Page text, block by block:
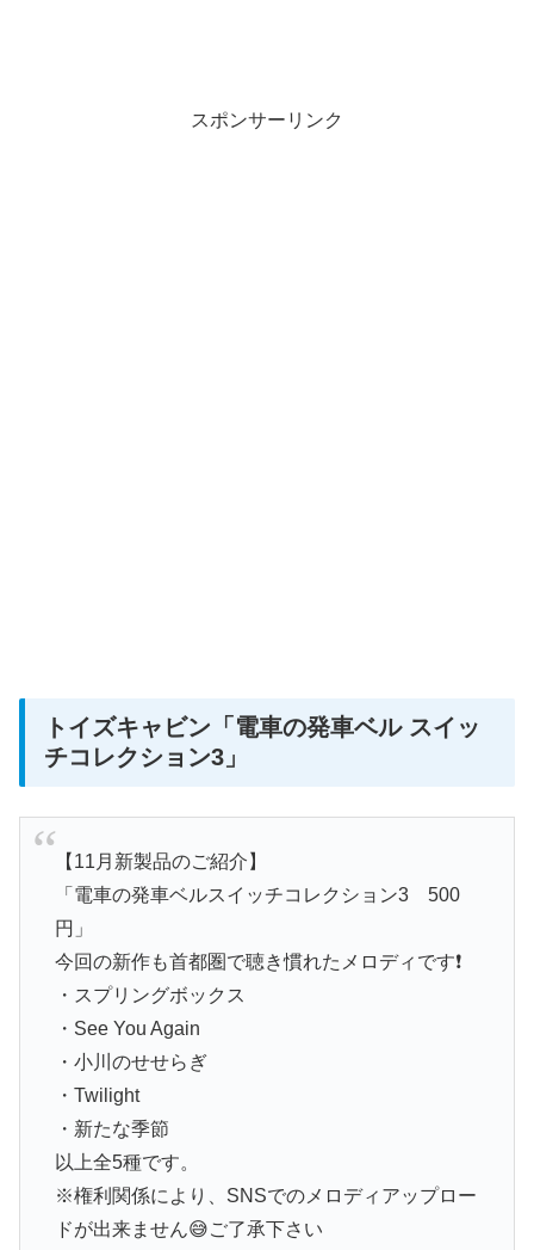
スポンサーリンク
トイズキャビン 「電車の発車ベル スイッ
チコレクション3」
【11月新製品のご紹介】
「電車の発車ベルスイッチコレクション3 500
円」
今回の新作も首都圏で聴き慣れたメロディです❗
・スプリングボックス
・See You Again
・小川のせせらぎ
・Twilight
・新たな季節
以上全5種です。
※権利関係により、SNSでのメロディアップロー
ドが出来ません😅ご了承下さい